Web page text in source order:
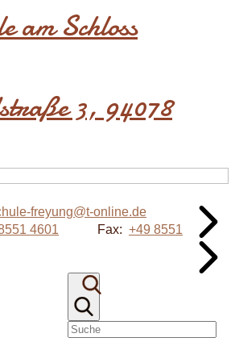
am Schloss
3, 94078
freyung@t-online.de
4601 Fax: +49 8551